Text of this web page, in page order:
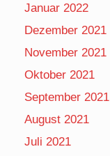
Januar 2022
Dezember 2021
November 2021
Oktober 2021
September 2021
August 2021
Juli 2021